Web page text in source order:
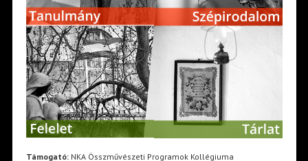
Támogató:NKA Összművészeti Programok Kollégiuma